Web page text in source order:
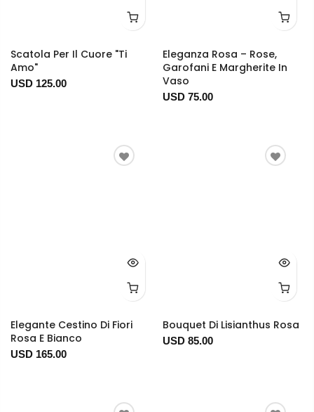
Scatola Per Il Cuore "Ti
Amo"
USD 125.00
Eleganza Rosa – Rose,
Garofani E Margherite In
Vaso
USD 75.00
Elegante Cestino Di Fiori
Rosa E Bianco
USD 165.00
Bouquet Di Lisianthus Rosa
USD 85.00